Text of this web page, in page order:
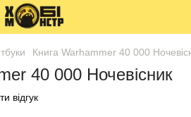
Книга Warhammer 40 000
40 000 Ночевісник
відгук